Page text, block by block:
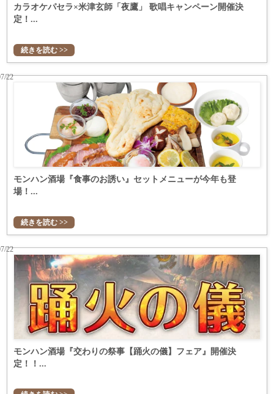
カラオケパセラ×米津玄師「夜鷹」 歌唱キャンペーン開催決
定！...
続きを読む >>
モンハン酒場『食事のお誘い』セットメニューが今年も登
場！...
22
続きを読む >>
モンハン酒場『交わりの祭事【踊火の儀】フェア』開催決
定！！...
22